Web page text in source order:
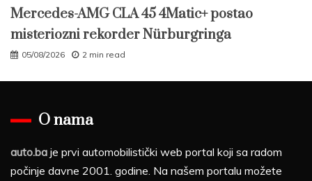
Mercedes-AMG CLA 45 4Matic+ postao
misteriozni rekorder Nürburgringa
05/08/2026 2 min read
O nama
auto.ba je prvi automobilistički web portal koji sa radom
počinje davne 2001. godine. Na našem portalu možete